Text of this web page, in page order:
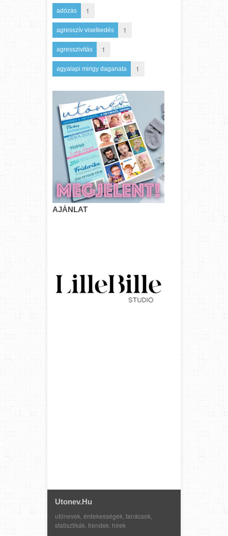
adózás 1
agresszív viselkedés 1
agresszivitás 1
agyalapi mirigy daganata 1
AJÁNLAT
Utonev.hu
utónevek, érdekességek, tanácsok,
statisztikák, trendek, hírek